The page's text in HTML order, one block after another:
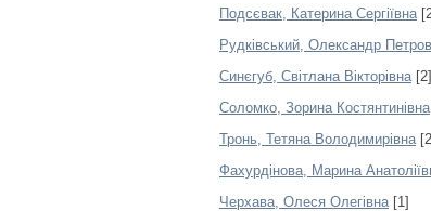
Подсєвак, Катерина Сергіївна
Рудківський, Олександр
Синєгуб, Світлана Вікторівна[2]
Соломко, Зорина Костянтинівна
Тронь, Тетяна Володимирівна
Фахурдінова, Марина
Черхава, Олеся Олегівна[1]